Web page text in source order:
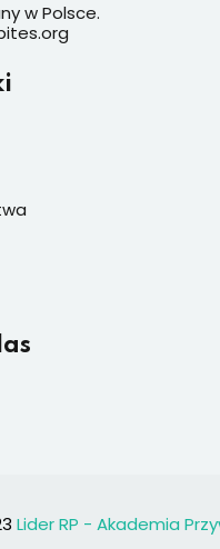
w Polsce.
Lider RP - Akademia